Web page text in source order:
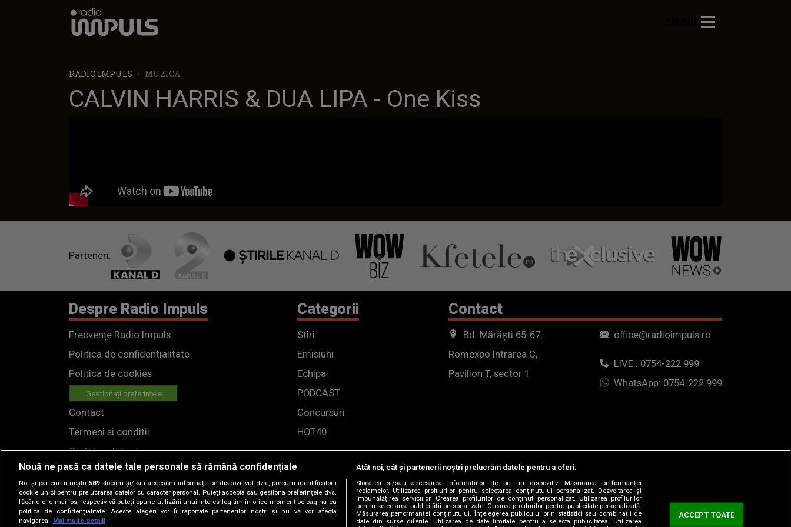
Radio Impuls
RADIO IMPULS MUZICA
CALVIN HARRIS & DUA LIPA - One Kiss
Parteneri:
Despre Radio Impuls
Frecvențe Radio Impuls
Politica de confidentialitate
Politica de cookies
Gestionați preferințele
Contact
Termeni si conditii
Cod deontologic
Regulamente
Categorii
Stiri
Emisiuni
Echipa
PODCAST
Concursuri
HOT40
Contact
Bd. Mărăști 65-67,
Romexpo Intrarea C,
Pavilion T, sector 1
office@radioimpuls.ro
LIVE : 0754-222.999
WhatsApp: 0754-222.999
Nouă ne pasă ca datele tale personale să rămână confidențiale
Noi și partenerii noștri 589stocăm și/sau accesăm informații pe dispozitivul dvs., precum identificatorii
cookie unici pentru prelucrarea datelor cu caracter personal. Puteți accepta sau gestiona preferințele dvs.
făcând clic mai jos, respectiv vă puteți opune utilizării unui interes legitim în orice moment pe pagina cu
politica de confidențialitate. Aceste alegeri vor fi raportate partenerilor noștri și nu vă vor afecta
navigarea.
Mai multe detalii
Atât noi, cât și partenerii noștri prelucrăm datele pentru a oferi:
Stocarea și/sau accesarea informațiilor de pe un dispozitiv. Măsurarea performanței
reclamelor. Utilizarea profilurilor pentru selectarea conținutului personalizat. Dezvoltarea și
îmbunătățirea serviciilor. Crearea profilurilor de conținut personalizat. Utilizarea profilurilor
pentru selectarea publicității personalizate. Crearea profilurilor pentru publicitate personalizată.
Măsurarea performanței conținutului. Înțelegerea publicului prin statistici sau combinații de
date din surse diferite. Utilizarea de date limitate pentru a selecta publicitatea. Utilizarea
ACCEPT TOATE